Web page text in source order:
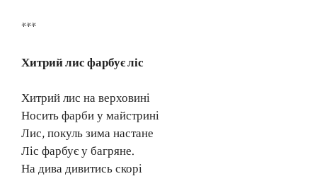
***
Хитрий лис фарбує ліс
Хитрий лис на верховині
Носить фарби у майстрині
Лис, покуль зима настане
Ліс фарбує у багряне.
На дива дивитись скорі